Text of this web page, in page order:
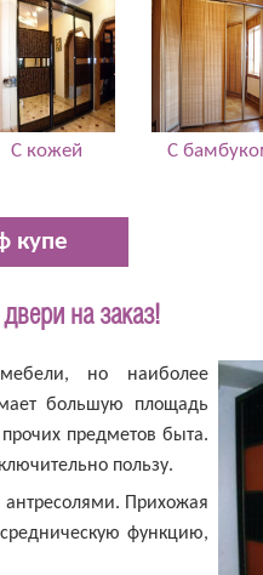
С кожей С
купе
на заказ!
но наиболее
большую площадь
предметов быта.
пользу.
антресолями. Прихожая
функцию,